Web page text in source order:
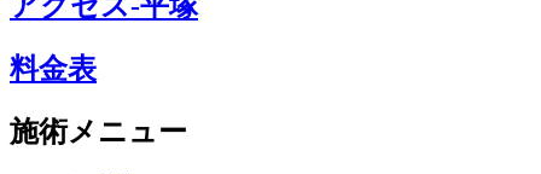
料金表
施術メニュー